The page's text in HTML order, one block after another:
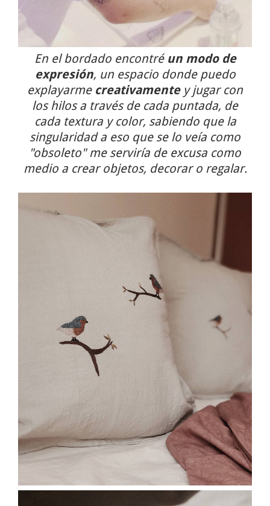
En el bordado encontré un modo de
expresión, un espacio donde puedo
explayarme creativamentey jugar con
los hilos a través de cada puntada, de
cada textura y color, sabiendo que la
singularidad a eso que se lo veía como
"obsoleto" me serviría de excusa como
medio a crear objetos, decorar o regalar.